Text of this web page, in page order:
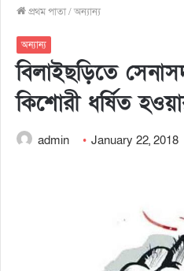
প্রথম পাতা/অন্যান্য
অন্যান্য
বিলাইছড়িতে
কিশোরী ধর্ষিত
admin January 22, 2018